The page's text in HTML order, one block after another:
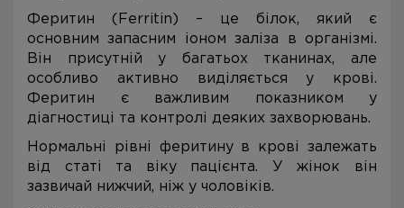
Феритин (Ferritin) – це білок, який є
основним запасним іоном заліза в організмі.
Він присутній у багатьох тканинах, але
особливо активно виділяється у крові.
Феритин є важливим показником у
діагностиці та контролі деяких захворювань.
Нормальні рівні феритину в крові залежать
від статі та віку пацієнта. У жінок він
зазвичай нижчий, ніж у чоловіків.